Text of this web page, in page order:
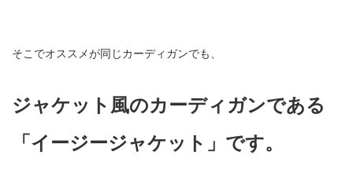
そこでオススメが同じカーディガンでも、
ジャケット風のカーディガンである
「イージージャケット」です。